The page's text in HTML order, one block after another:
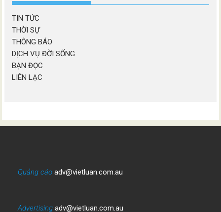
TIN TỨC
THỜI SỰ
THÔNG BÁO
DỊCH VỤ ĐỜI SỐNG
BẠN ĐỌC
LIÊN LẠC
Quảng cáo adv@vietluan.com.au
Advertising adv@vietluan.com.au